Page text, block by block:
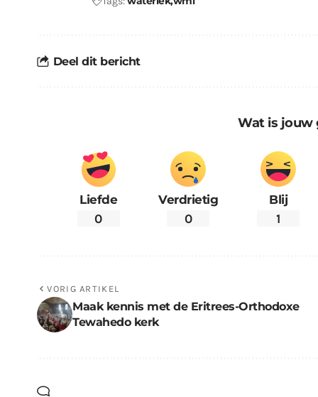
Deel dit bericht
Wat is jouw
Liefde
0
Verdrietig
0
Blij
1
VORIG ARTIKEL
Maak kennis met de Eritrees-Orthodoxe
Tewahedo kerk